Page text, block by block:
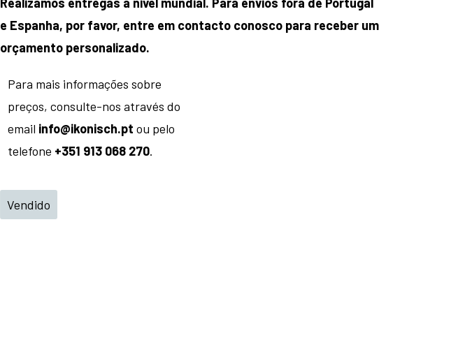
e Espanha, por favor, entre em contacto conosco para receber um
orçamento personalizado.
Para mais informações sobre
preços, consulte-nos através do
email info@ikonisch.pt ou pelo
telefone +351 913 068 270.
Vendido